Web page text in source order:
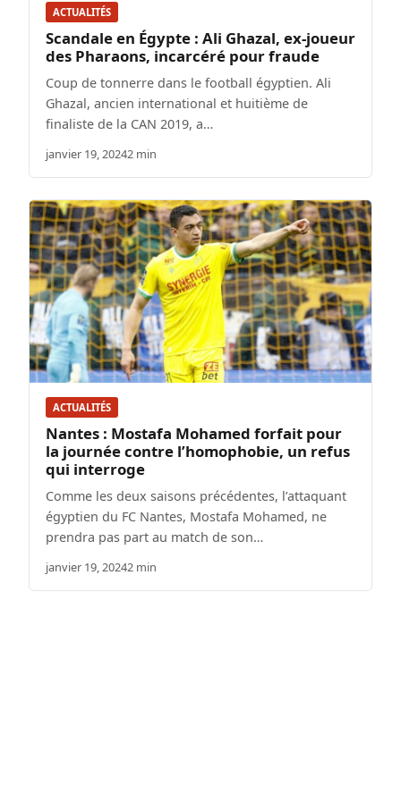
ACTUALITÉS
Scandale en Égypte : Ali Ghazal, ex-joueur
des Pharaons, incarcéré pour fraude
Coup de tonnerre dans le football égyptien. Ali
Ghazal, ancien international et huitième de
finaliste de la CAN 2019, a…
janvier 19, 20242 min
ACTUALITÉS
Nantes : Mostafa Mohamed forfait pour
la journée contre l’homophobie, un refus
qui interroge
Comme les deux saisons précédentes, l’attaquant
égyptien du FC Nantes, Mostafa Mohamed, ne
prendra pas part au match de son…
janvier 19, 20242 min